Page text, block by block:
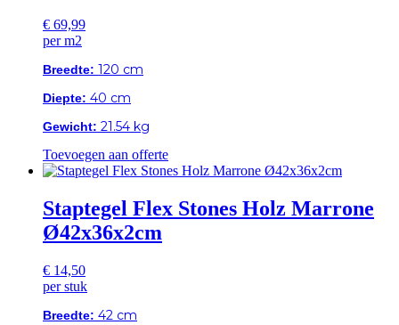
€ 69,99
per m2
Breedte: 120 cm
Diepte: 40 cm
Gewicht: 21.54 kg
Toevoegen aan offerte
Staptegel Flex Stones Holz Marrone
Ø42x36x2cm
€ 14,50
per stuk
Breedte: 42 cm